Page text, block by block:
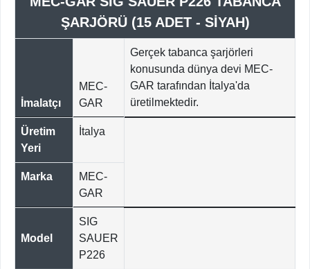
ŞARJÖRÜ (15 ADET - SİYAH)
İmalatçı
MEC-
GAR
Gerçek tabanca şarjörleri
konusunda dünya devi MEC-
GAR tarafından İtalya'da
üretilmektedir.
Üretim
Yeri
İtalya
Marka
MEC-
GAR
Model
SIG
SAUER
P226